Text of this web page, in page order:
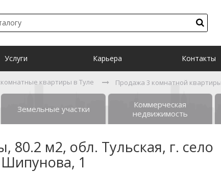
Услуги Карьера Контакты
квартиры в Туле Продажа 3 комнатной
Земельные участки
Коммерческая
недвижимость
м2, обл. Тульская, г. село
1